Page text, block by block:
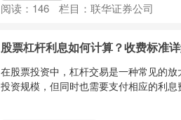
阅读： 146 栏目： 联华证券公司
股票杠杆利息如何计算？收费标准
在股票投资中，杠杆交易是一种常见的
投资规模，但同时也需要支付相应的利